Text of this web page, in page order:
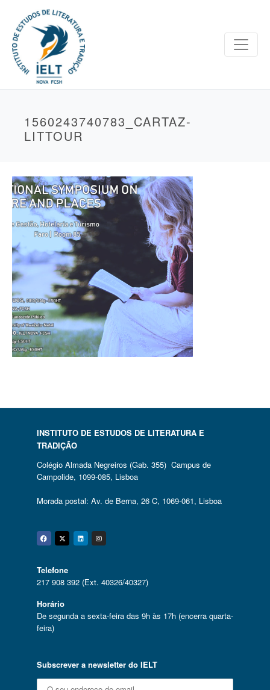
1560243740783_CARTAZ-
LITTOUR
INSTITUTO DE ESTUDOS DE LITERATURA E
TRADIÇÃO
Colégio Almada Negreiros (Gab. 355) Campus de
Campolide, 1099-085, Lisboa
Morada postal: Av. de Berna, 26 C, 1069-061, Lisboa
Facebook
Twitter
Linkedin
Instagram
Telefone
217 908 392 (Ext. 40326/40327)
Horário
De segunda a sexta-feira das 9h às 17h (encerra quarta-
feira)
Subscrever a newsletter do IELT